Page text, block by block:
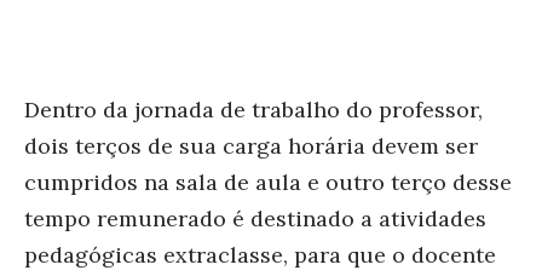
Dentro da jornada de trabalho do professor,
dois terços de sua carga horária devem ser
cumpridos na sala de aula e outro terço desse
tempo remunerado é destinado a atividades
pedagógicas extraclasse, para que o docente